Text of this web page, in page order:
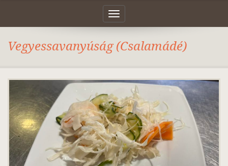
Toggle
navigation
Vegyessavanyúság (Csalamádé)